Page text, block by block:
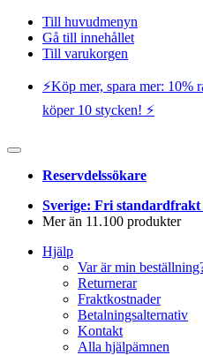
Till huvudmenyn
Gå till innehållet
Till varukorgen
⚡️Köp mer, spara mer: 10%
köper 10 stycken! ⚡️
Reservdelssökare
Sverige: Fri standardfrakt
Mer än 11.100 produkter
Hjälp
Var är min
Returnerar
Fraktkostnader
Betalningsalternativ
Kontakt
Alla hjälpämnen